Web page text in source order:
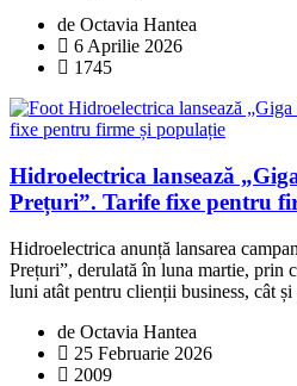
de Octavia Hantea
6 Aprilie 2026
1745
Hidroelectrica lansează
Prețuri”. Tarife fixe pentru
Hidroelectrica anunță lansarea
Prețuri”, derulată în luna martie, prin
luni atât pentru clienții business, cât
de Octavia Hantea
25 Februarie 2026
2009